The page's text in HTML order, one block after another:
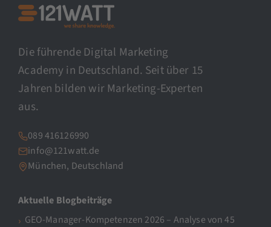
Die führende Digital Marketing
Academy in Deutschland. Seit über 15
Jahren bilden wir Marketing-Experten
aus.
089 416126990
info@121watt.de
München, Deutschland
Aktuelle Blogbeiträge
GEO-Manager-Kompetenzen 2026 – Analyse von 45